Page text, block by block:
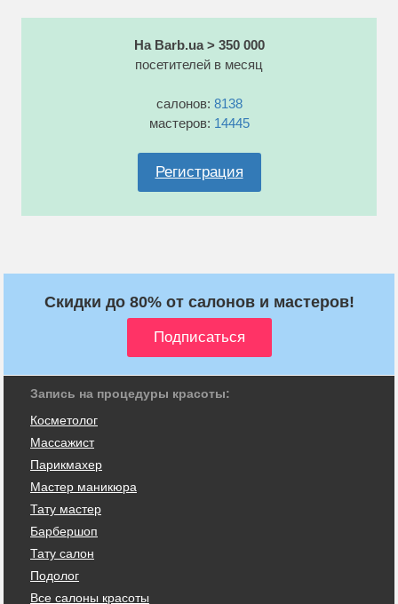
На Barb.ua > 350 000
посетителей в месяц
салонов: 8138
мастеров: 14445
Регистрация
Скидки до 80% от салонов и мастеров!
Запись на процедуры красоты:
Косметолог
Массажист
Парикмахер
Мастер маникюра
Тату мастер
Барбершоп
Тату салон
Подолог
Все салоны красоты